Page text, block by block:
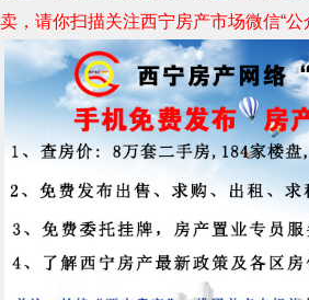
卖，请你扫描关注西宁房产市场微信“公